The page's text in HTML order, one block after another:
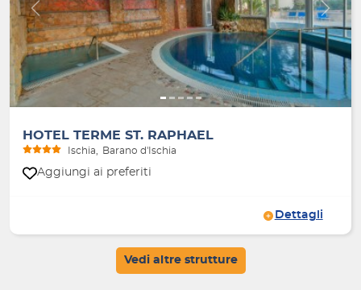
Indietro Avanti
HOTEL TERME ST. RAPHAEL
Ischia Barano d'Ischia
Aggiungi ai preferiti
Dettagli
Vedi altre strutture